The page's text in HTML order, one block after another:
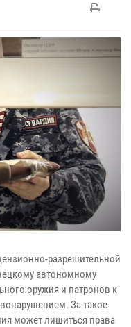
разрешительной
автономному
оружия и патронов к
За такое
может лишиться права